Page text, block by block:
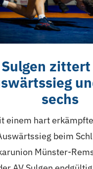
Sulgen
sechs
einem hart
beim
Münster-